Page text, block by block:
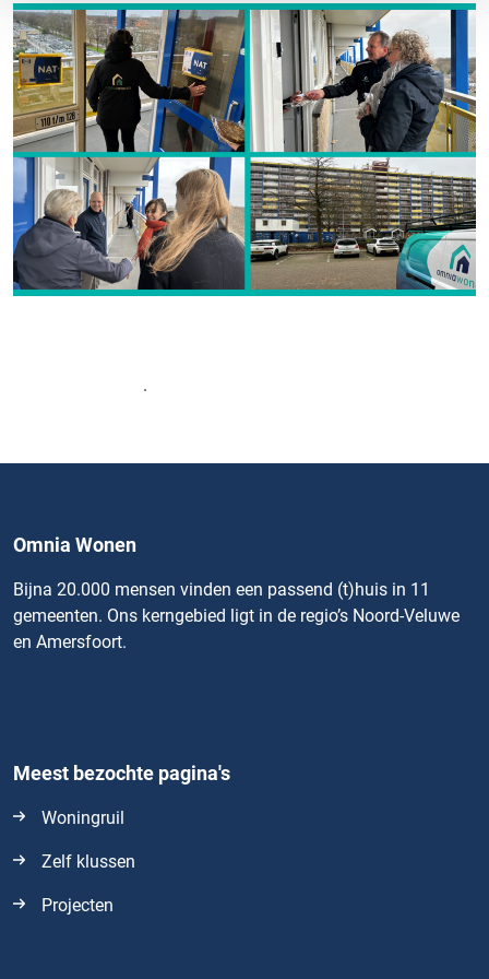
Omnia Wonen
Bijna 20.000 mensen vinden een passend (t)huis in 11
gemeenten. Ons kerngebied ligt in de regio’s Noord-Veluwe
en Amersfoort.
Meest bezochte pagina's
Woningruil
Zelf klussen
Projecten